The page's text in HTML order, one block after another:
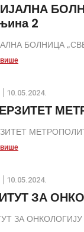
2
БОЛНИЦА
више
10.05.2024.
више
10.05.2024.
ЗА
ЗА